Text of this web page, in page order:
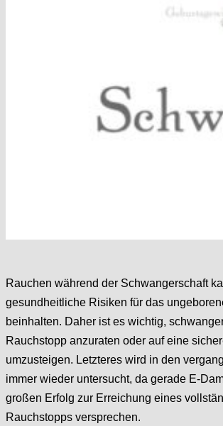
Rauchen während der Schwangerschaft
gesundheitliche Risiken für das
beinhalten. Daher ist es wichtig,
Rauchstopp anzuraten oder auf eine
umzusteigen. Letzteres wird in den
immer wieder untersucht, da gerade E-
großen Erfolg zur Erreichung eines
Rauchstopps versprechen.